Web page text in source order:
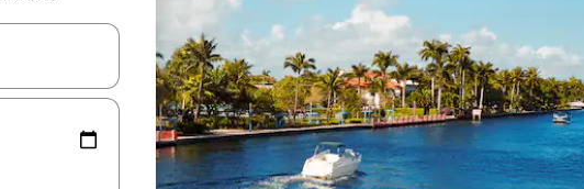
med upp- och nedåtpilarna eller utforska genom att trycka eller svepa.